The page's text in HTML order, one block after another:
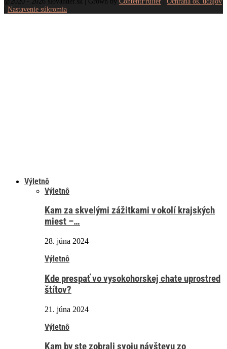
Nastavenie súkromia
Výletnô
Výletnô
Kam za skvelými zážitkami v okolí krajských
miest –…
28. júna 2024
Výletnô
Kde prespať vo vysokohorskej chate uprostred
štítov?
21. júna 2024
Výletnô
Kam by ste zobrali svoju návštevu zo